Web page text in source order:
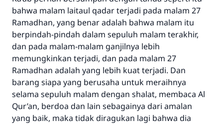
bahwa malam laitaul qadar terjadi pada malam 27
Ramadhan, yang benar adalah bahwa malam itu
berpindah-pindah dalam sepuluh malam terakhir,
dan pada malam-malam ganjilnya lebih
memungkinkan terjadi, dan pada malam 27
Ramadhan adalah yang lebih kuat terjadi. Dan
barang siapa yang berusaha untuk meraihnya
selama sepuluh malam dengan shalat, membaca Al
Qur’an, berdoa dan lain sebagainya dari amalan
yang baik, maka tidak diragukan lagi bahwa dia